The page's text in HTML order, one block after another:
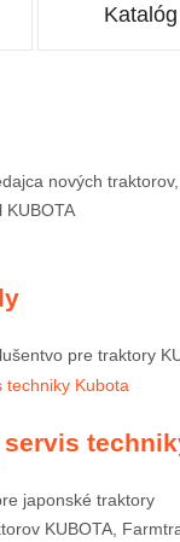
Katalóg
nových
KUBOTA
pre traktory
japonské traktory